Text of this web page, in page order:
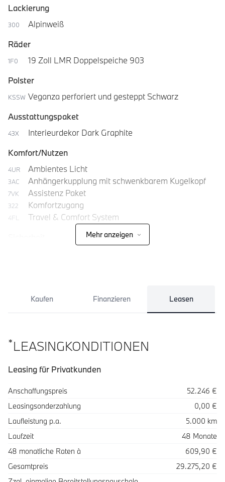
Lackierung
300
Alpinweiß
Räder
1F0
19 Zoll LMR Doppelspeiche 903
Polster
KSSW Veganza perforiert und gesteppt Schwarz
Ausstattungspaket
43X
Interieurdekor Dark Graphite
Komfort/Nutzen
4UR Ambientes Licht
3AC Anhängerkupplung mit schwenkbarem Kugelkopf
7VK Assistenz Paket
322 Komfortzugang
4FL
Travel & Comfort System
Mehr anzeigen
Kaufen Finanzieren Leasen
*LEASINGKONDITIONEN
Leasing für Privatkunden
SpezifikationWert
Anschaffungspreis
52.246 €
Leasingsonderzahlung
0,00 €
Laufleistung p.a.
5.000 km
Laufzeit
48 Monate
48 monatliche Raten à
609,90 €
Gesamtpreis
29.275,20 €